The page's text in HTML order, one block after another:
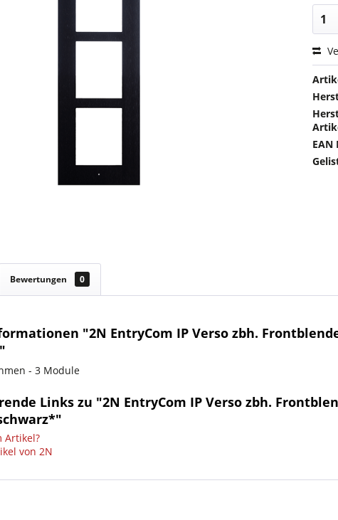
EAN
Bewertungen 0
"2N EntryCom IP Verso zbh.
- 3 Module
Links zu "2N EntryCom IP Verso zbh.
Artikel?
von 2N